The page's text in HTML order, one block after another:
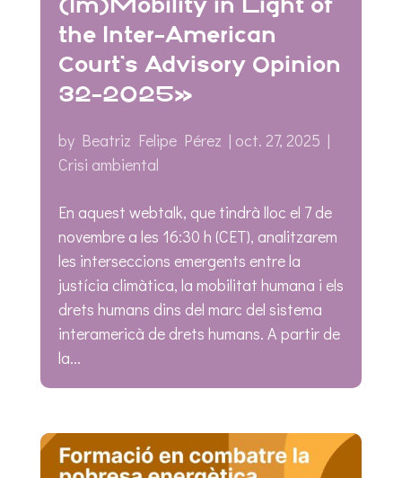
(Im)Mobility in Light of
the Inter-American
Court’s Advisory Opinion
32-2025»
by Beatriz Felipe Pérez | oct. 27, 2025 |
Crisi ambiental
En aquest webtalk, que tindrà lloc el 7 de
novembre a les 16:30 h (CET), analitzarem
les interseccions emergents entre la
justícia climàtica, la mobilitat humana i els
drets humans dins del marc del sistema
interamericà de drets humans. A partir de
la...